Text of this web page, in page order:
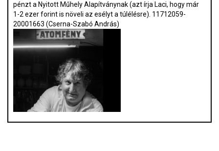
pénzt a Nyitott Műhely Alapítványnak (azt írja Laci, hogy már
1-2 ezer forint is növeli az esélyt a túlélésre). 11712059-
20001663 (Cserna-Szabó András)